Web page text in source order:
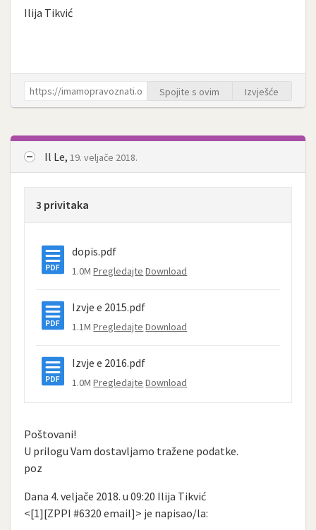
Ilija Tikvić
Spojite s ovim Izvješće
Il Le, 19. veljače 2018.
3 privitaka
dopis.pdf
1.0MPregledajte Download
Izvje e 2015.pdf
1.1MPregledajte Download
Izvje e 2016.pdf
1.0MPregledajte Download
Poštovani!
U prilogu Vam dostavljamo tražene podatke.
poz
Dana 4. veljače 2018. u 09:20 Ilija Tikvić
<[1][ZPPI #6320 email]> je napisao/la: